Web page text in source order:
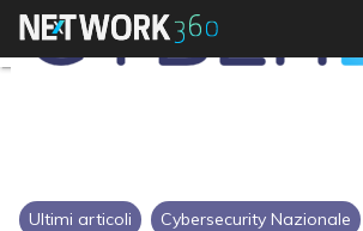
Ultimi articoli Cybersecurity Nazionale